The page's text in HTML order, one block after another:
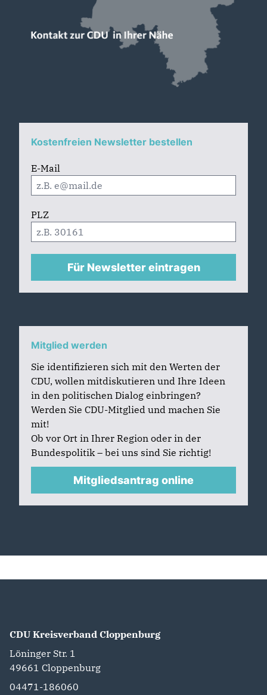
Kostenfreien Newsletter bestellen
E-Mail
PLZ
Für Newsletter eintragen
Mitglied werden
Sie identifizieren sich mit den Werten der
CDU, wollen mitdiskutieren und Ihre Ideen
in den politischen Dialog einbringen?
Werden Sie CDU-Mitglied und machen Sie
mit!
Ob vor Ort in Ihrer Region oder in der
Bundespolitik – bei uns sind Sie richtig!
Mitgliedsantrag online
CDU Kreisverband Cloppenburg
Löninger Str. 1
49661 Cloppenburg
04471-186060